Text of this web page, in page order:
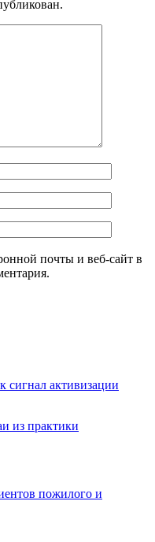
почты и веб-сайт в
сигнал активизации
из практики
пожилого и